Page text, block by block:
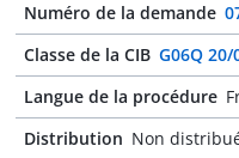
Numéro de la demande
Classe de la CIB G06Q 20/
Langue de la procédure
Distribution Non